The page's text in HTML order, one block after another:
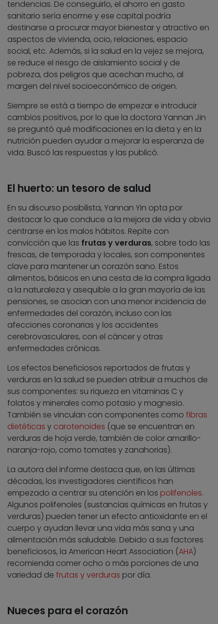
tendencias. De conseguirlo, el ahorro en gasto
sanitario sería enorme y ese capital podría
destinarse a procurar mayor bienestar y atractivo en
aspectos de vivienda, ocio, relaciones, espacio
social, etc. Además, si la salud en la vejez se mejora,
se reduce el riesgo de aislamiento social y de
pobreza, dos peligros que acechan mucho, al
margen del nivel socioeconómico de origen.
Siempre se está a tiempo de empezar e introducir
cambios positivos, por lo que la doctora Yannan Jin
se preguntó qué modificaciones en la dieta y en la
nutrición pueden ayudar a mejorar la esperanza de
vida. Buscó las respuestas y las publicó.
El huerto: un tesoro de salud
En su discurso posibilista, Yannan Yin opta por
destacar lo que conduce a la mejora de vida y obvia
centrarse en los malos hábitos. Repite con
convicción que las frutas y verduras, sobre todo las
frescas, de temporada y locales, son componentes
clave para mantener un corazón sano. Estos
alimentos, básicos en una cesta de la compra ligada
a la naturaleza y asequible a la gran mayoría de las
pensiones, se asocian con una menor incidencia de
enfermedades del corazón, incluso con las
afecciones coronarias y los accidentes
cerebrovasculares, con el cáncer y otras
enfermedades crónicas.
Los efectos beneficiosos reportados de frutas y
verduras en la salud se pueden atribuir a muchos de
sus componentes: su riqueza en vitaminas C y
folatos y minerales como potasio y magnesio.
También se vinculan con componentes como fibras
dietéticas y carotenoides (que se encuentran en
verduras de hoja verde, también de color amarillo-
naranja-rojo, como tomates y zanahorias).
La autora del informe destaca que, en las últimas
décadas, los investigadores científicos han
empezado a centrar su atención en los polifenoles.
Algunos polifenoles (sustancias químicas en frutas y
verduras) pueden tener un efecto antioxidante en el
cuerpo y ayudan llevar una vida más sana y una
alimentación más saludable. Debido a sus factores
beneficiosos, la American Heart Association (AHA)
recomienda comer ocho o más porciones de una
variedad de frutas y verduras por día.
Nueces para el corazón